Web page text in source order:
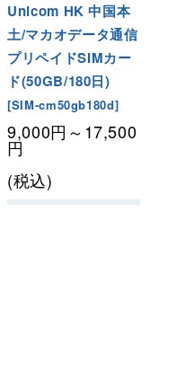
Unicom HK 中国本
土/マカオデータ通信
プリペイドSIMカー
ド(50GB/180日)
[SIM-cm50gb180d]
9,000円 ～17,500
円
(税込)